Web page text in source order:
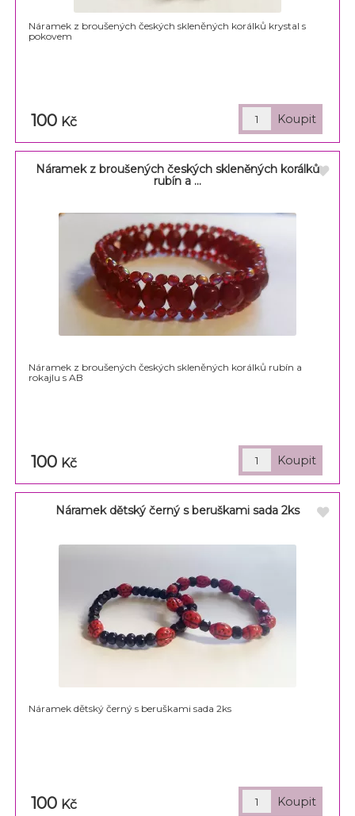
Náramek z broušených českých skleněných korálků krystal s
pokovem
100 Kč
Náramek z broušených českých skleněných korálků
rubín a ...
Náramek z broušených českých skleněných korálků rubín a
rokajlu s AB
100 Kč
Náramek dětský černý s beruškami sada 2ks
Náramek dětský černý s beruškami sada 2ks
100 Kč